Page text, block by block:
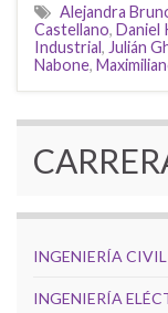
Alejandra
Castellano, Daniel
Industrial, Julián
Nabone,
INGENIERÍA CIVIL
INGENIERÍA